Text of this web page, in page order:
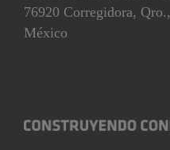
76920 Corregidora, Qro.,
México